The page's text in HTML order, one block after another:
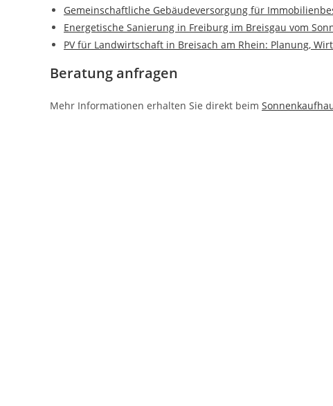
Gemeinschaftliche Gebäudeversorgung für
Energetische Sanierung in Freiburg im Breisgau vom
PV für Landwirtschaft in Breisach am Rhein: Planung,
Beratung anfragen
Mehr Informationen erhalten Sie direkt beim